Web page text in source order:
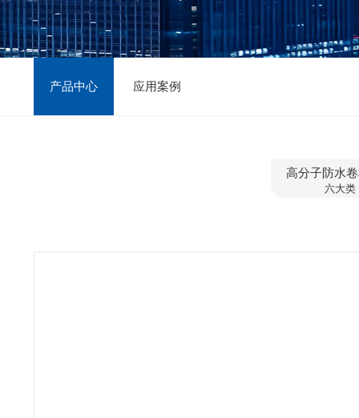
产品中心 应用案例
高分子防水
六大类